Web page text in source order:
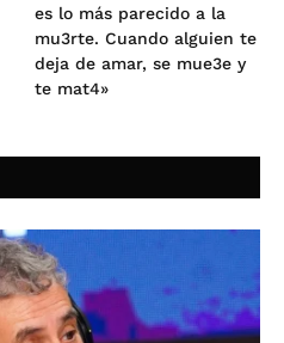
es lo más parecido a la
mu3rte. Cuando alguien te
deja de amar, se mue3e y
te mat4»